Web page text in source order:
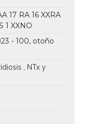
17 RA 16 XXRA
1 XXNO
- 100, otoño
, NTx y